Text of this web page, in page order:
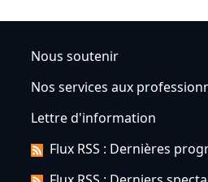
Nous soutenir
Nos services aux
Lettre d'information
Flux RSS : Dernières